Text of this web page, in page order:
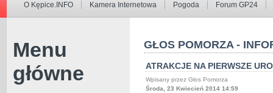
O Kępice.INFO Kamera Internetowa Pogoda Forum GP24
Menu
główne
GŁOS POMORZA -
ATRAKCJE NA PIERWSZE
Wpisany przez Głos Pomorza
Środa, 23 Kwiecień 2014 14:59